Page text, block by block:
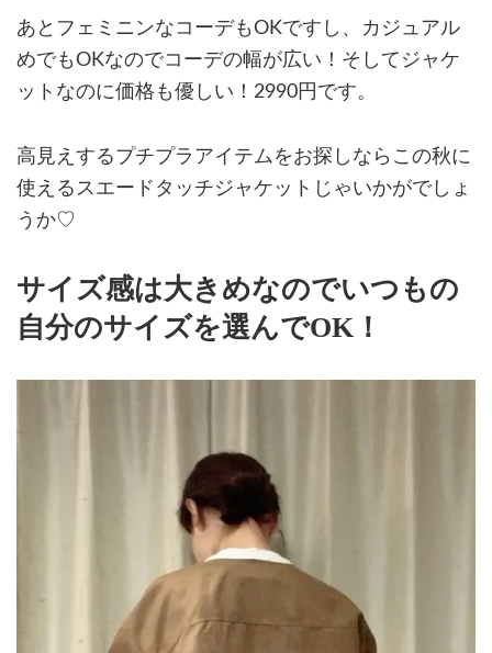
あとフェミニンなコーデもOKですし、カジュアル
めでもOKなのでコーデの幅が広い！そしてジャケ
ットなのに価格も優しい！2990円です。
高見えするプチプラアイテムをお探しならこの秋に
使えるスエードタッチジャケットじゃいかがでしょ
うか♡
サイズ感は大きめなのでいつもの
自分のサイズを選んでOK！